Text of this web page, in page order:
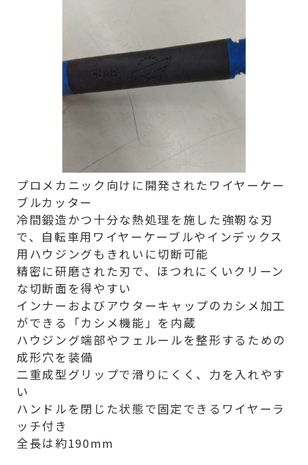
プロメカニック向けに開発されたワイヤーケー
ブルカッター
冷間鍛造かつ十分な熱処理を施した強靭な刃
で、自転車用ワイヤーケーブルやインデックス
用ハウジングもきれいに切断可能
精密に研磨された刃で、ほつれにくいクリーン
な切断面を得やすい
インナーおよびアウターキャップのカシメ加工
ができる「カシメ機能」を内蔵
ハウジング端部やフェルールを整形するための
成形穴を装備
二重成型グリップで滑りにくく、力を入れやす
い
ハンドルを閉じた状態で固定できるワイヤーラ
ッチ付き
全長は約190mm